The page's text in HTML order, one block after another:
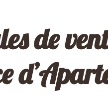
de